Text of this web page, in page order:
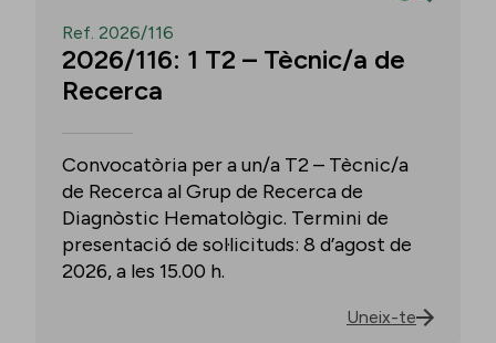
Ref. 2026/116
2026/116: 1 T2 – Tècnic/a de
Recerca
Convocatòria per a un/a T2 – Tècnic/a
de Recerca al Grup de Recerca de
Diagnòstic Hematològic. Termini de
presentació de sol·licituds: 8 d’agost de
2026, a les 15.00 h.
Uneix-te